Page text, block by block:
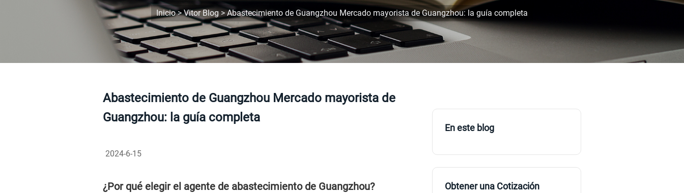
Inicio > Vitor Blog > Abastecimiento de Guangzhou Mercado mayorista de Guangzhou: la guía completa
Abastecimiento de Guangzhou Mercado mayorista de
Guangzhou: la guía completa
2024-6-15
¿Por qué elegir el agente de abastecimiento de Guangzhou?
En este blog
Obtener una Cotización